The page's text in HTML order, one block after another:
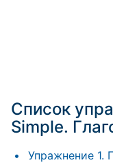
Список
Simple.
Упражнение 1.